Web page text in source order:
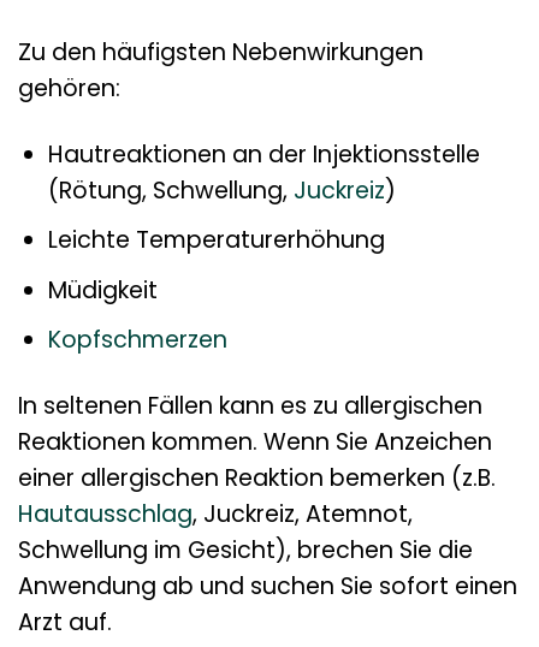
Zu den häufigsten Nebenwirkungen
gehören:
Hautreaktionen an der Injektionsstelle
(Rötung, Schwellung, Juckreiz)
Leichte Temperaturerhöhung
Müdigkeit
Kopfschmerzen
In seltenen Fällen kann es zu allergischen
Reaktionen kommen. Wenn Sie Anzeichen
einer allergischen Reaktion bemerken (z.B.
Hautausschlag, Juckreiz, Atemnot,
Schwellung im Gesicht), brechen Sie die
Anwendung ab und suchen Sie sofort einen
Arzt auf.